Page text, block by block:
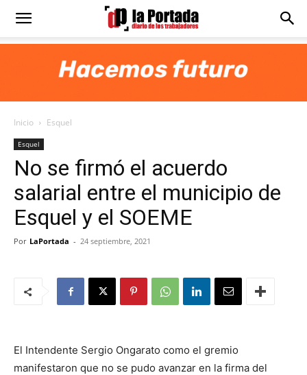
Diario
Portada
Inicio Esquel
Esquel
No se firmó el acuerdo
salarial entre el municipio de
Esquel y el SOEME
Por LaPortada - 24 septiembre, 2021
El Intendente Sergio Ongarato como el gremio
manifestaron que no se pudo avanzar en la firma del